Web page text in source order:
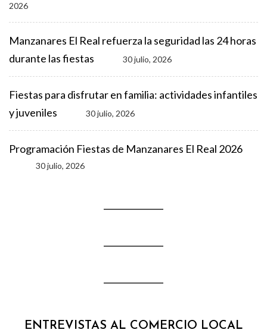
2026
Manzanares El Real refuerza la seguridad las 24 horas
durante las fiestas
30 julio, 2026
Fiestas para disfrutar en familia: actividades infantiles
y juveniles
30 julio, 2026
Programación Fiestas de Manzanares El Real 2026
30 julio, 2026
ENTREVISTAS AL COMERCIO LOCAL